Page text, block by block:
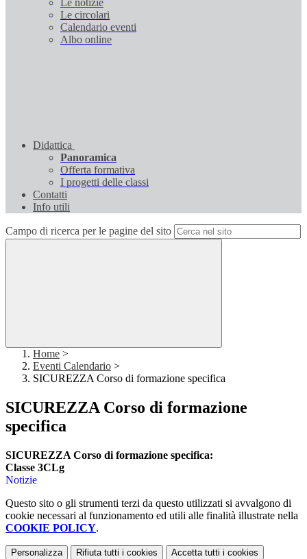
Le notizie
Le circolari
Calendario eventi
Albo online
Didattica
Panoramica
Offerta formativa
I progetti delle classi
Contatti
Info utili
Campo di ricerca per le pagine del sito
Home >
Eventi Calendario >
SICUREZZA Corso di formazione specifica
SICUREZZA Corso di formazione
specifica
SICUREZZA Corso di formazione specifica:
Classe 3CLg
Notizie
Questo sito o gli strumenti terzi da questo utilizzati si avvalgono di
cookie necessari al funzionamento ed utili alle finalità illustrate nella
COOKIE POLICY.
Personalizza Rifiuta tutti i cookies Accetta tutti i cookies